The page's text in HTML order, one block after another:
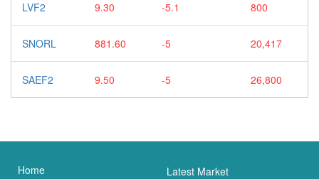
LVF2 9.30 -5.1 800
SNORL 881.60 -5 20,417
SAEF2 9.50 -5 26,800
Home Latest Market